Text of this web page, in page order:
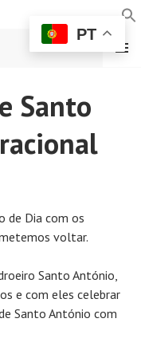
DE
MENU
Santo
de Dia com os
voltar.
Santo António,
e com eles celebrar
Santo António com
PT